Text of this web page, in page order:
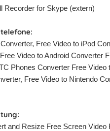
Recorder for Skype (extern)
Free Video to iPod
Video to Android Converter
Phones Converter Free
Free Video to Nintendo
and Resize Free Screen Video